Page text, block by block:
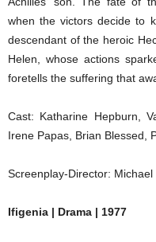
when the victors decide to
descendant of the heroic
Helen, whose actions
foretells the suffering that
Cast: Katharine Hepburn,
Irene Papas, Brian Blessed,
Screenplay-Director: Michael
Ifigenia | Drama | 1977